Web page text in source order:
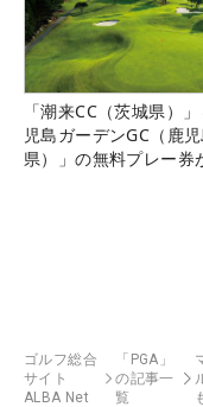
「潮来CC（茨城県）
児島ガーデンGC（鹿
県）」の無料プレー券
ゴルフ総合
サイト
ALBA Net
「PGA」
の記事一
覧